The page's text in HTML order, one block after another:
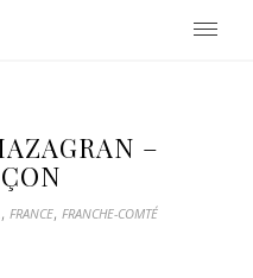
–
, FRANCE, FRANCHE-COMTÉ